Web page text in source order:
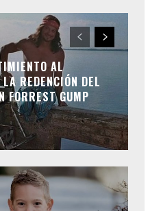
AL
REDENCIÓN DEL
FORREST GUMP